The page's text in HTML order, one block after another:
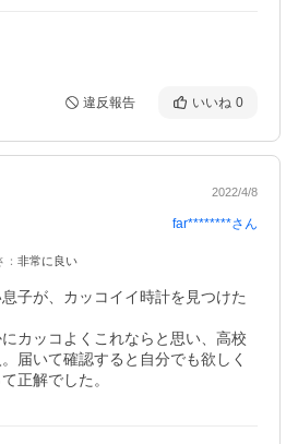
違反報告 いいね 0
2022/4/8
far********さん
： 非常に良い
子が、カッコイイ時計を見つけた
カッコよくこれならと思い、高校
届いて確認すると自分でも欲しく